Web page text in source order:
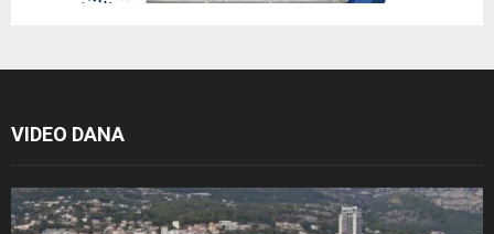
VIDEO DANA